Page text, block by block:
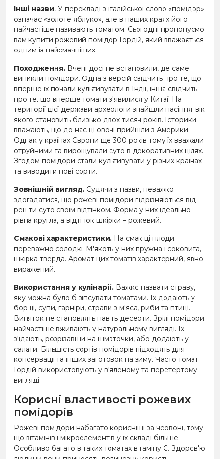
Інші назви. У перекладі з італійської слово «помідор»
означає «золоте яблуко», але в наших краях його
найчастіше називають томатом. Сьогодні пропонуємо
вам купити рожевий помідор Гордій, який вважається
одним із найсмачніших.
Походження. Вчені досі не встановили, де саме
виникли помідори. Одна з версій свідчить про те, що
вперше їх почали культивувати в Індії, інша свідчить
про те, що вперше томати з'явилися у Китаї. На
території цієї держави археологи знайшли насіння, вік
якого становить близько двох тисяч років. Історики
вважають, що до нас ці овочі прийшли з Америки.
Однак у країнах Європи ще 300 років тому їх вважали
отруйними та вирощували суто в декоративних цілях.
Згодом помідори стали культивувати у різних країнах
та виводити нові сорти.
Зовнішній вигляд. Судячи з назви, неважко
здогадатися, що рожеві помідори відрізняються від
решти суто своїм відтінком. Форма у них ідеально
рівна кругла, а відтінок шкірки – рожевий.
Смакові характеристики. На смак ці плоди
переважно солодкі. М'якоть у них пружна і соковита,
шкірка тверда. Аромат цих томатів характерний, явно
виражений.
Використання у кулінарії. Важко назвати страву,
яку можна було б зіпсувати томатами. Їх додають у
борщі, супи, гарніри, страви з м'яса, риби та птиці.
Виняток не становлять навіть десерти. Зрілі помідори
найчастіше вживають у натуральному вигляді. Їх
з'їдають, розрізавши на шматочки, або додають у
салати. Більшість сортів помідорів підходять для
консервації та інших заготовок на зиму. Часто томат
Гордій використовують у в'яленому та перетертому
вигляді.
Корисні властивості рожевих
помідорів
Рожеві помідори набагато корисніші за червоні, тому
що вітамінів і мікроелементів у їх складі більше.
Особливо багато в таких томатах вітаміну С. Здоров'ю